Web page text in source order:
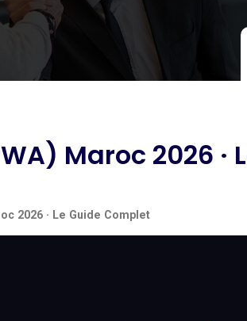
Maroc 2026 ·
2026 · Le Guide Complet